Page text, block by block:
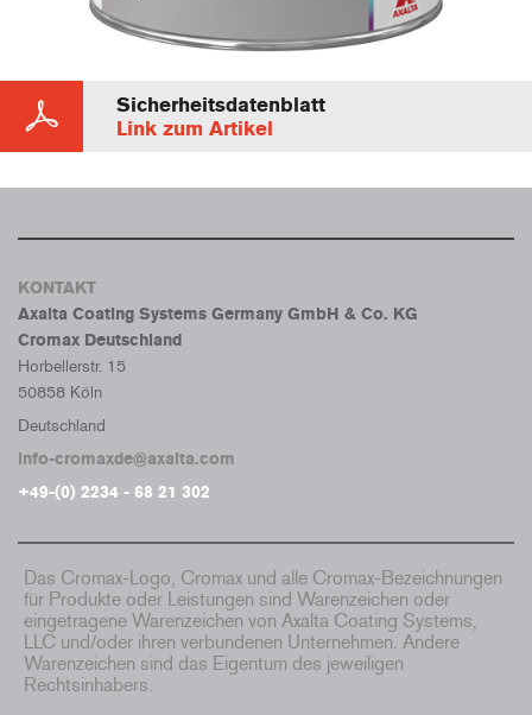
Sicherheitsdatenblatt
Link zum Artikel
KONTAKT
Axalta Coating Systems Germany GmbH & Co. KG
Cromax Deutschland
Horbellerstr. 15
50858 Köln
Deutschland
info-cromaxde@axalta.com
+49-(0) 2234 - 68 21 302
Das Cromax-Logo, Cromax und alle Cromax-Bezeichnungen
für Produkte oder Leistungen sind Warenzeichen oder
eingetragene Warenzeichen von Axalta Coating Systems,
LLC und/oder ihren verbundenen Unternehmen. Andere
Warenzeichen sind das Eigentum des jeweiligen
Rechtsinhabers.